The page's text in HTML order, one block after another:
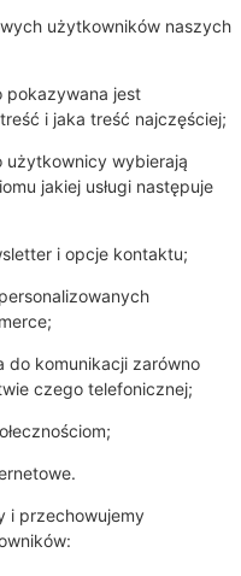
użytkowników naszych
pokazywana jest
i jaka treść najczęściej;
użytkownicy wybierają
jakiej usługi następuje
i opcje kontaktu;
do komunikacji zarówno
czego telefonicznej;
i przechowujemy